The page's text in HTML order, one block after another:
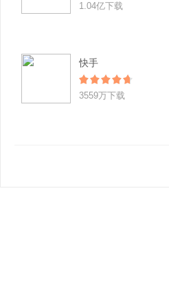
1.04亿下载
快手
3559万下载